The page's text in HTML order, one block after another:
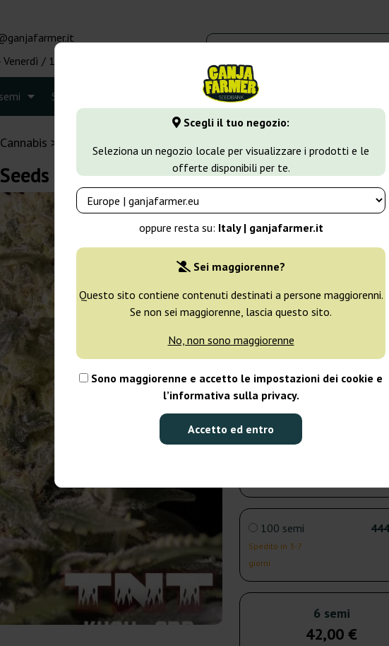
Scegli il tuo negozio:
Seleziona un negozio locale per visualizzare i prodotti e le
offerte disponibili per te.
oppure resta su: Italy | ganjafarmer.it
Sei maggiorenne?
Questo sito contiene contenuti destinati a persone maggiorenni.
Se non sei maggiorenne, lascia questo sito.
No, non sono maggiorenne
Sono maggiorenne e accetto le impostazioni dei cookie e
l’informativa sulla privacy.
Accetto ed entro
Venerdì / 10:00 - 16:00
Seedbank Tipi di marijuana Altro
Eva Seeds
3 semi
Non disponibile
6 semi
Spedito in 3-7
giorni
9 semi
100 semi
Spedito in 3-7
giorni
6 semi
42,00 €